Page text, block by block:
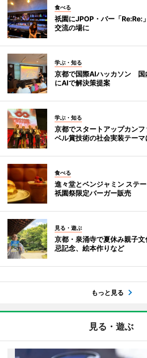
食べる
祇園にJPOP・バー「
交流の場に
学ぶ・知る
京都で国際AIハッカソン 国
にAIで解決策提案
学ぶ・知る
京都でスタートアップカン
ベル賞技術の社会実装テーマ
食べる
進々堂とベンジャミン ステ
祇園祭限定バーガー販売
見る・遊ぶ
京都・泉涌寺で夏休み親子
忌記念、絵本作りなど
もっと見る
見る・遊ぶ